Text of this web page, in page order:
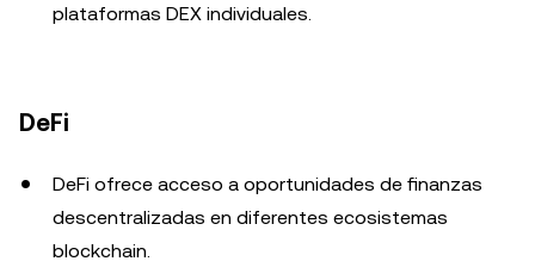
plataformas DEX individuales.
DeFi
DeFi ofrece acceso a oportunidades de finanzas
descentralizadas en diferentes ecosistemas
blockchain.